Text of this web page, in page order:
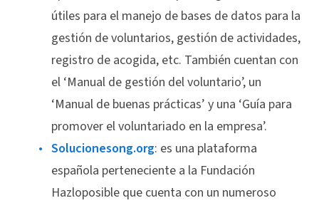
útiles para el manejo de bases de datos para la
gestión de voluntarios, gestión de actividades,
registro de acogida, etc. También cuentan con
el ‘Manual de gestión del voluntario’, un
‘Manual de buenas prácticas’ y una ‘Guía para
promover el voluntariado en la empresa’.
Solucionesong.org: es una plataforma
española perteneciente a la Fundación
Hazloposible que cuenta con un numeroso